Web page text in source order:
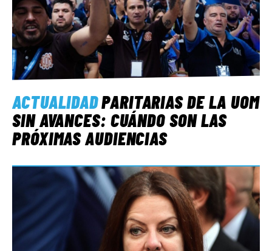
ACTUALIDADPARITARIAS DE LA UOM
SIN AVANCES: CUÁNDO SON LAS
PRÓXIMAS AUDIENCIAS